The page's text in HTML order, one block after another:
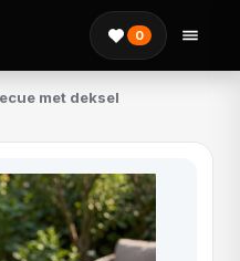
0
met deksel